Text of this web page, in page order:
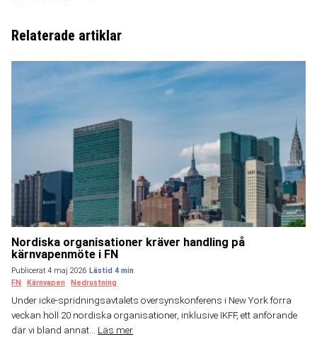
Relaterade artiklar
Nordiska organisationer kräver handling på
kärnvapenmöte i FN
Publicerat 4 maj 2026
FN
Kärnvapen Nedrustning
Under icke-spridningsavtalets översynskonferens i New York förra
veckan höll 20 nordiska organisationer, inklusive IKFF, ett anförande
där vi bland annat... Läs mer